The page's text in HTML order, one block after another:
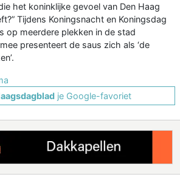
het koninklijke gevoel van Den Haag
Tijdens Koningsnacht en Koningsdag
op meerdere plekken in de stad
presenteert de saus zich als ‘de
je Google-favoriet